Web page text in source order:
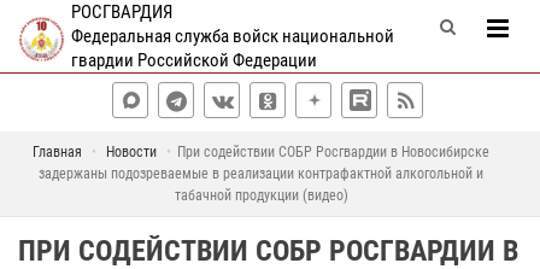
РОСГВАРДИЯ
Федеральная служба войск национальной
гвардии Российской Федерации
Главная Новости
При содействии СОБР Росгвардии в Новосибирске
задержаны подозреваемые в реализации контрафактной алкогольной и
табачной продукции (видео)
ПРИ СОДЕЙСТВИИ СОБР РОСГВАРДИИ В